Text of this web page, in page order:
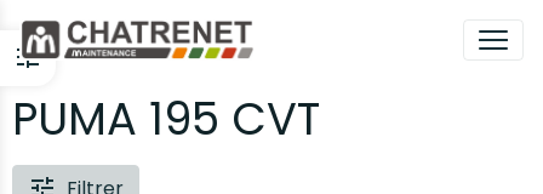
PUMA 195 CVT